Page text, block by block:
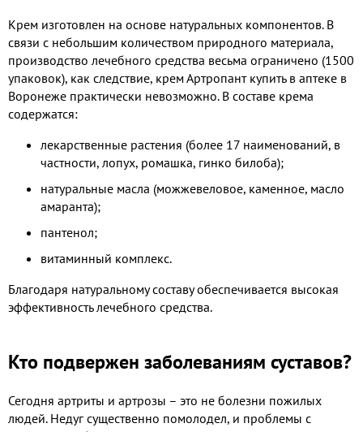
Крем изготовлен на основе натуральных компонентов. В
связи с небольшим количеством природного материала,
производство лечебного средства весьма ограничено (1500
упаковок), как следствие, крем Артропант купить в аптеке в
Воронеже практически невозможно. В составе крема
содержатся:
лекарственные растения (более 17 наименований, в
частности, лопух, ромашка, гинко билоба);
натуральные масла (можжевеловое, каменное, масло
амаранта);
пантенол;
витаминный комплекс.
Благодаря натуральному составу обеспечивается высокая
эффективность лечебного средства.
Кто подвержен заболеваниям суставов?
Сегодня артриты и артрозы – это не болезни пожилых
людей. Недуг существенно помолодел, и проблемы с